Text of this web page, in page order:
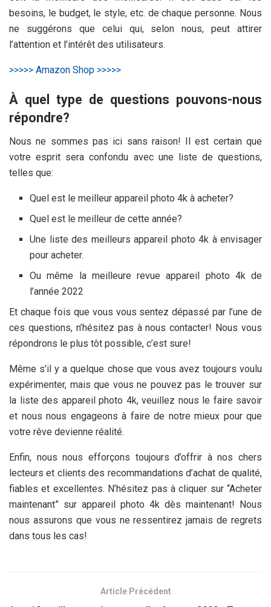
besoins, le budget, le style, etc. de chaque personne. Nous
ne suggérons que celui qui, selon nous, peut attirer
l’attention et l’intérêt des utilisateurs.
>>>>> Amazon Shop >>>>>
À quel type de questions pouvons-nous
répondre?
Nous ne sommes pas ici sans raison! Il est certain que
votre esprit sera confondu avec une liste de questions,
telles que:
Quel est le meilleur appareil photo 4k à acheter?
Quel est le meilleurde cette année?
Une liste des meilleurs appareil photo 4k à envisager
pour acheter.
Ou même la meilleure revue appareil photo 4k de
l’année 2022
Et chaque fois que vous vous sentez dépassé par l’une de
ces questions, n’hésitez pas à nous contacter! Nous vous
répondrons le plus tôt possible, c’est sure!
Même s’il y a quelque chose que vous avez toujours voulu
expérimenter, mais que vous ne pouvez pas le trouver sur
la liste des appareil photo 4k, veuillez nous le faire savoir
et nous nous engageons à faire de notre mieux pour que
votre rêve devienne réalité.
Enfin, nous nous efforçons toujours d’offrir à nos chers
lecteurs et clients des recommandations d’achat de qualité,
fiables et excellentes. N’hésitez pas à cliquer sur “Acheter
maintenant” sur appareil photo 4k dès maintenant! Nous
nous assurons que vous ne ressentirez jamais de regrets
dans tous les cas!
Article Précédent